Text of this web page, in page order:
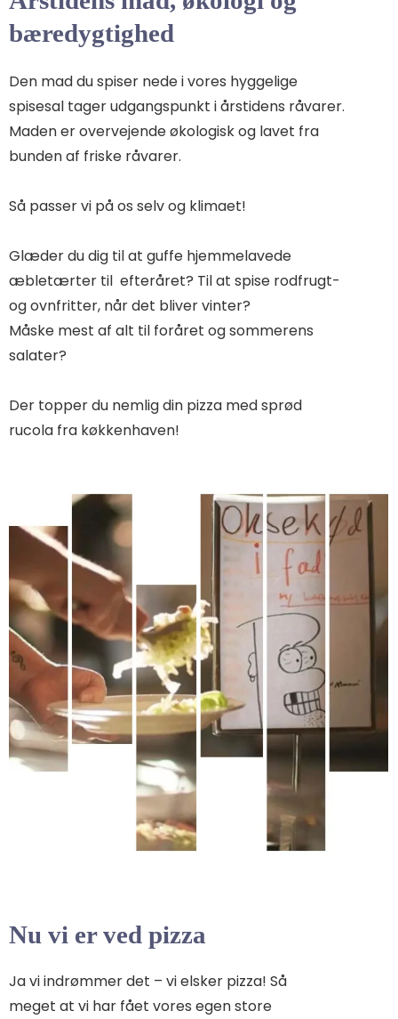
bæredygtighed
Den mad du spiser nede i vores hyggelige
spisesal tager udgangspunkt i årstidens råvarer.
Maden er overvejende økologisk og lavet fra
bunden af friske råvarer.
Så passer vi på os selv og klimaet!
Glæder du dig til at guffe hjemmelavede
æbletærter til efteråret? Til at spise rodfrugt-
og ovnfritter, når det bliver vinter?
Måske mest af alt til foråret og sommerens
salater?
Der topper du nemlig din pizza med sprød
rucola fra køkkenhaven!
Nu vi er ved pizza
Ja vi indrømmer det – vi elsker pizza! Så
meget at vi har fået vores egen store